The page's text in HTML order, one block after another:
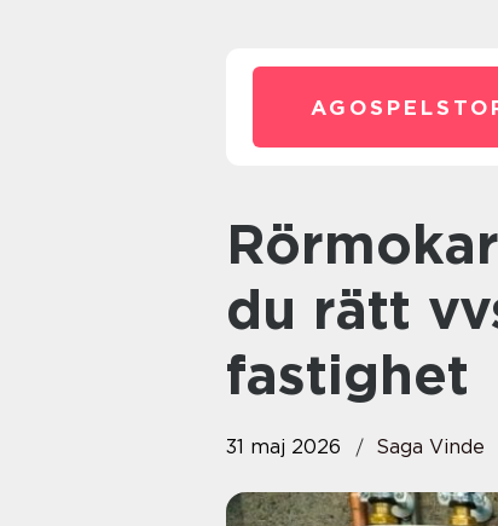
Rörmokare göteborg så väljer
du rätt
fastighet
31 maj 2026 Saga Vinde